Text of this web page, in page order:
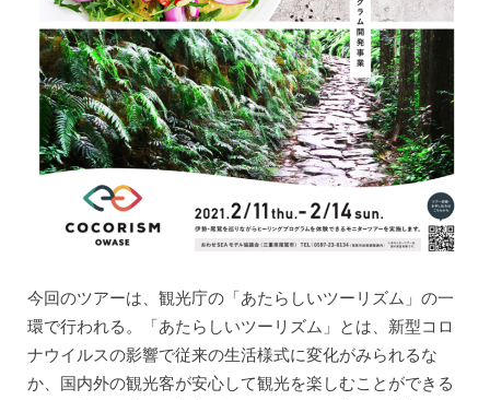
今回のツアーは、観光庁の「あたらしいツーリズム」の一
環で行われる。「あたらしいツーリズム」とは、新型コロ
ナウイルスの影響で従来の生活様式に変化がみられるな
か、国内外の観光客が安心して観光を楽しむことができる